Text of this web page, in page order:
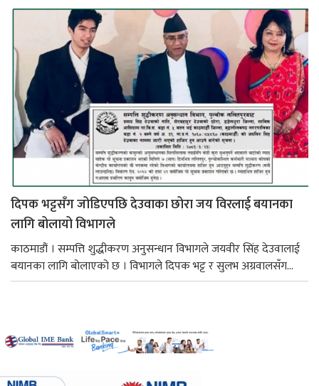
दिपक भट्टसँग जोडिएपछि देउवाका छोरा जय विरलाई बयानका
लागि बोलायो विभागले
काठमाडौं । सम्पत्ति शुद्धीकरण अनुसन्धान विभागले जयवीर सिंह देउवालाई
बयानका लागि बोलाएको छ । विभागले दिपक भट्ट र सुलभ अग्रवालसँग...